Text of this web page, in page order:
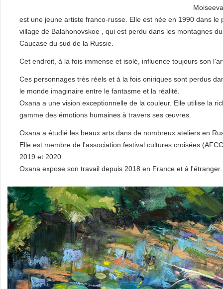
Moiseeva
est une jeune artiste franco-russe. Elle est née en 1990 dans le
village de Balahonovskoe , qui est perdu dans les montagnes du
Caucase du sud de la Russie.
Cet endroit, à la fois immense et isolé, influence toujours son
Ces personnages très réels et à la fois oniriques sont perdus
le monde imaginaire entre le fantasme et la réalité.
Oxana a une vision exceptionnelle de la couleur. Elle utilise la
gamme des émotions humaines à travers ses œuvres.
Oxana a étudié les beaux arts dans de nombreux ateliers en
Elle est membre de l'association festival cultures croisées
2019 et 2020.
Oxana expose son travail depuis 2018 en France et à l'étranger.